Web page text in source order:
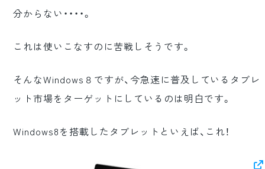
分からない・・・・。
これは使いこなすのに苦戦しそうです。
そんなWindows８ですが、今急速に普及しているタブレ
ット市場をターゲットにしているのは明白です。
Windows8を搭載したタブレットといえば、これ！